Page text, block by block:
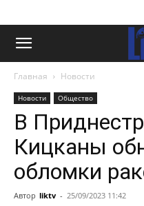
Главная Новости
Новости Общество
В
Кицканы
обломки
Автор liktv - 25/09/2023 11:42